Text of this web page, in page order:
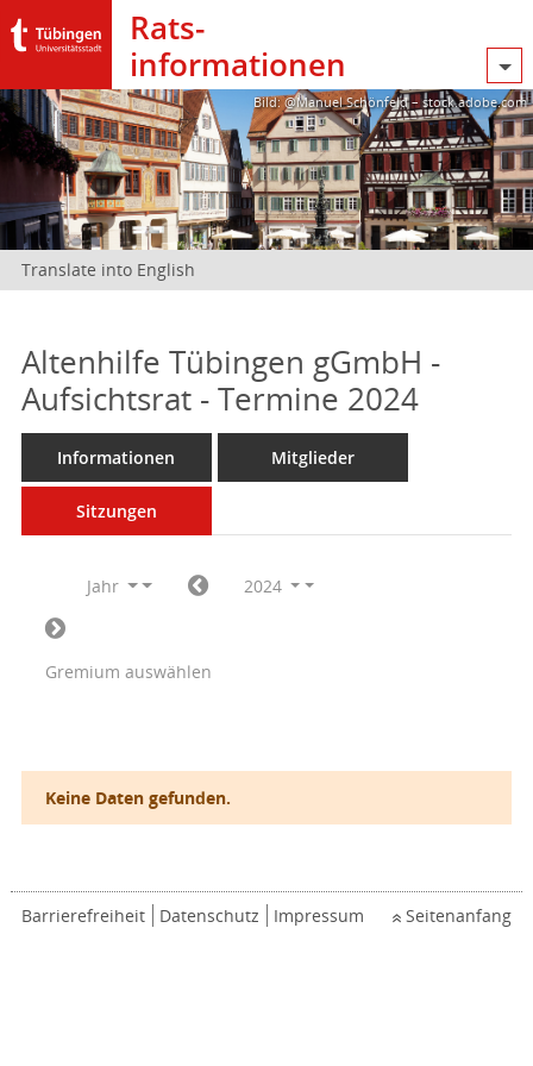
Rats­
informationen
Bild: @Manuel Schönfeld – stock.adobe.com
Translate into English
Altenhilfe Tübingen gGmbH -
Aufsichtsrat - Termine 2024
Informationen Mitglieder
Sitzungen
Jahr 2024
Gremium auswählen
Keine Daten gefunden.
Barrierefreiheit Datenschutz Impressum Seitenanfang